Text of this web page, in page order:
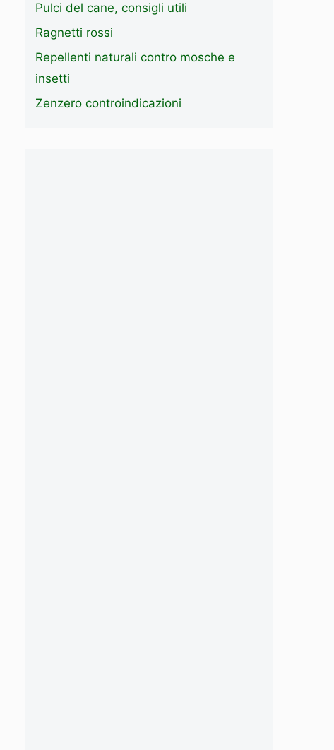
Pulci del cane, consigli utili
Ragnetti rossi
Repellenti naturali contro mosche e
insetti
Zenzero controindicazioni